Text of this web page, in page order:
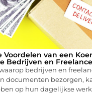
Voordelen van een
Bedrijven en
bedrijven en
documenten bezorgen,
op hun dagelijkse